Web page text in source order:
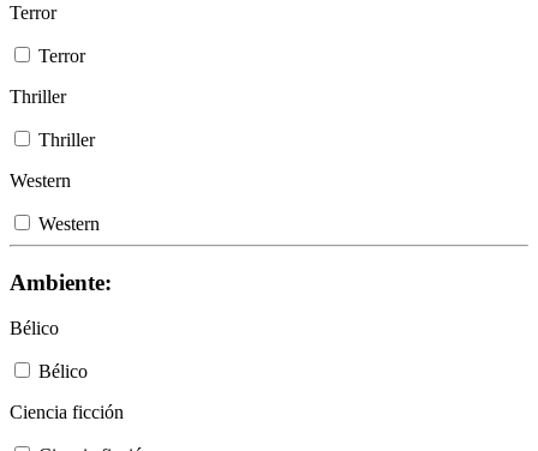
Terror
Terror
Thriller
Thriller
Western
Western
Ambiente:
Bélico
Bélico
Ciencia ficción